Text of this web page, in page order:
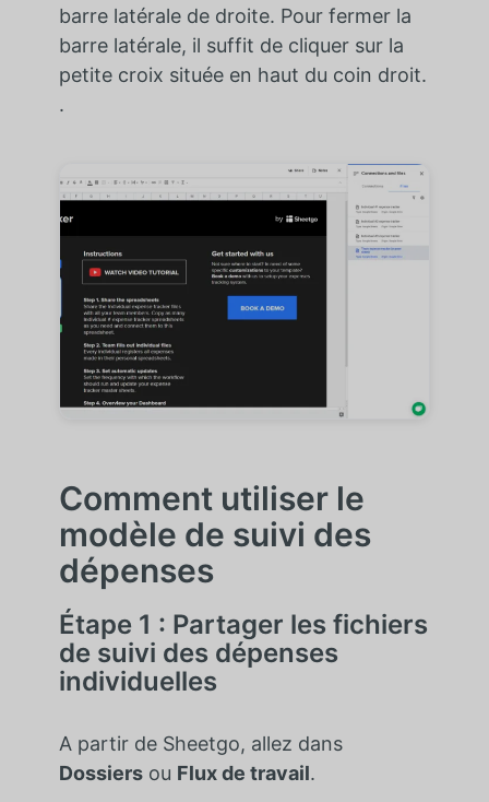
barre latérale de droite. Pour fermer la
barre latérale, il suffit de cliquer sur la
petite croix située en haut du coin droit.
.
Comment utiliser le
modèle de suivi des
dépenses
Étape 1 : Partager les fichiers
de suivi des dépenses
individuelles
A partir de Sheetgo, allez dans
Dossiersou Flux de travail.